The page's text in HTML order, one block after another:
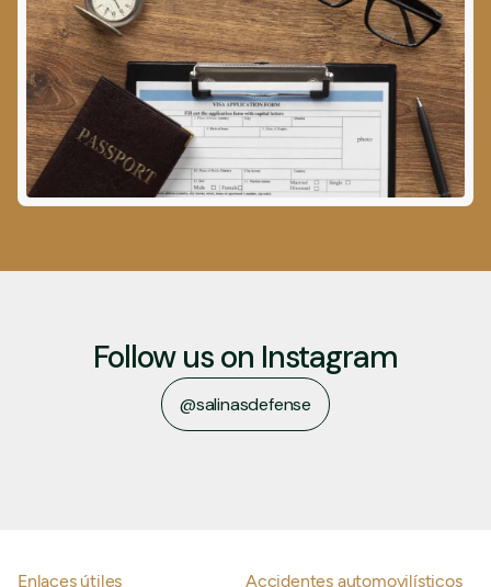
Follow us on Instagram
@salinasdefense
salinasdefense
Enlaces útiles Accidentes automovilísticos